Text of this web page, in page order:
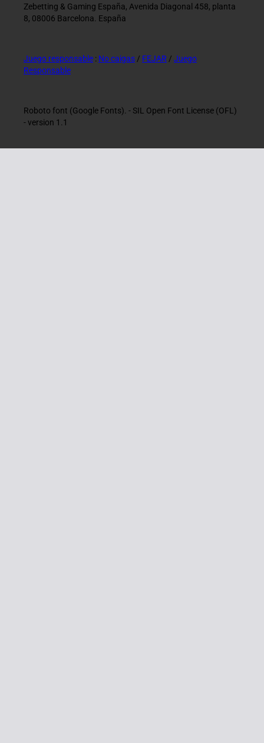
Zebetting & Gaming España, Avenida Diagonal 458, planta
8, 08006 Barcelona. España
Juego responsable : No caigas / FEJAR / Juego
Responsable
Roboto font (Google Fonts). - SIL Open Font License (OFL)
- version 1.1